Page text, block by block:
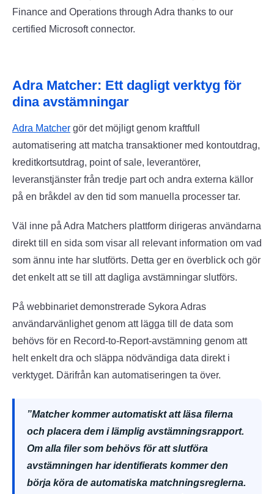
Adra Matcher: Ett dagligt verktyg för
dina avstämningar
Adra Matcher gör det möjligt genom kraftfull
automatisering att matcha transaktioner med kontoutdrag,
kreditkortsutdrag, point of sale, leverantörer,
leveranstjänster från tredje part och andra externa källor
på en bråkdel av den tid som manuella processer tar.
Väl inne på Adra Matchers plattform dirigeras användarna
direkt till en sida som visar all relevant information om vad
som ännu inte har slutförts. Detta ger en överblick och gör
det enkelt att se till att dagliga avstämningar slutförs.
På webbinariet demonstrerade Sykora Adras
användarvänlighet genom att lägga till de data som
behövs för en Record-to-Report-avstämning genom att
helt enkelt dra och släppa nödvändiga data direkt i
verktyget. Därifrån kan automatiseringen ta över.
”Matcher kommer automatiskt att läsa filerna
och placera dem i lämplig avstämningsrapport.
Om alla filer som behövs för att slutföra
avstämningen har identifierats kommer den
börja köra de automatiska matchningsreglerna.